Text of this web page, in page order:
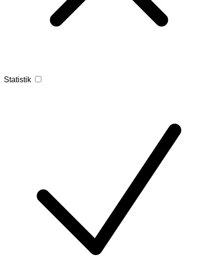
Statistik